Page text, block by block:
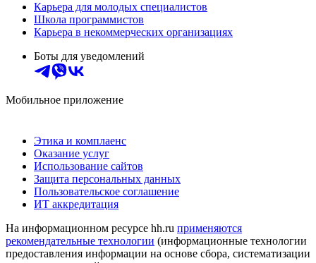
Карьера для молодых специалистов
Школа программистов
Карьера в некоммерческих организациях
Боты для уведомлений
Мобильное приложение
Этика и комплаенс
Оказание услуг
Использование сайтов
Защита персональных данных
Пользовательское соглашение
ИТ аккредитация
На информационном ресурсе hh.ru применяются
рекомендательные технологии (информационные технологии
предоставления информации на основе сбора, систематизации